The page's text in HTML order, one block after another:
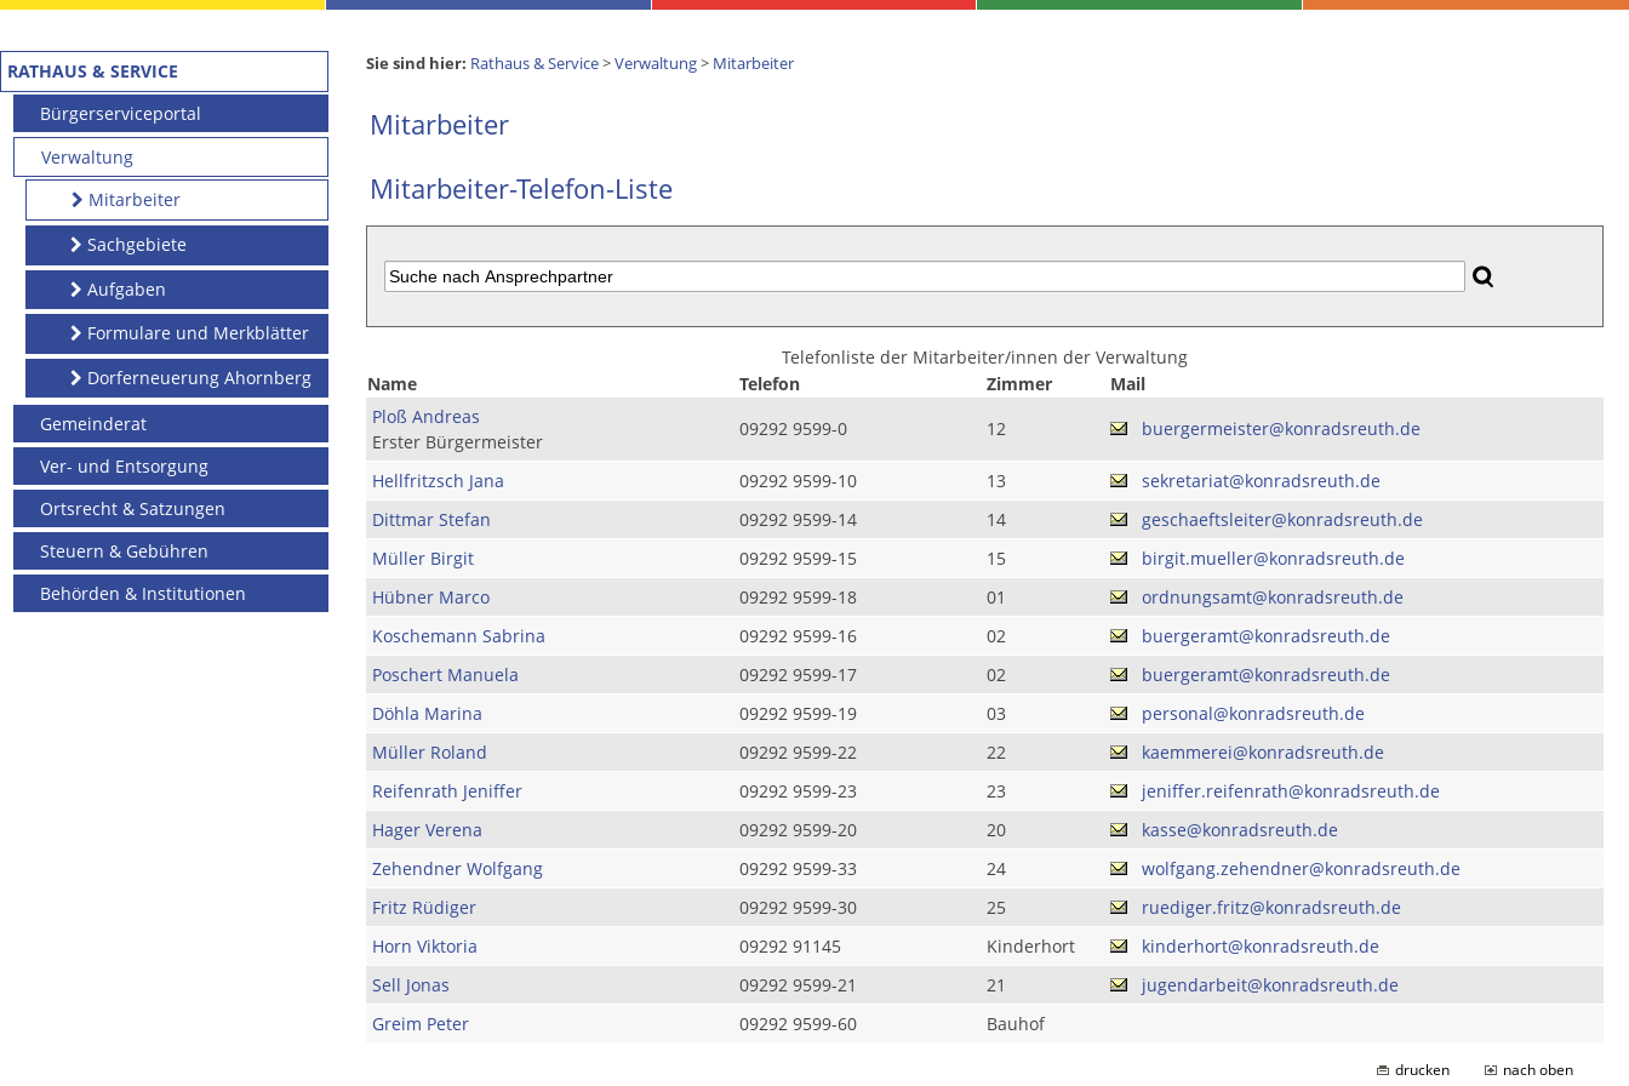
RATHAUS & SERVICE
Bürgerserviceportal
Verwaltung
Mitarbeiter
Sachgebiete
Aufgaben
Formulare und Merkblätter
Dorferneuerung Ahornberg
Gemeinderat
Ver- und Entsorgung
Ortsrecht & Satzungen
Steuern & Gebühren
Behörden & Institutionen
Sie sind hier: Rathaus & Service>Verwaltung> Mitarbeiter
Mitarbeiter
Mitarbeiter-Telefon-Liste
Telefonliste der Mitarbeiter/innen der Verwaltung
Name
Telefon Zimmer
Mail
Ploß Andreas
Erster Bürgermeister
09292 9599-0 12 buergermeister@konradsreuth.de
Hellfritzsch Jana 09292 9599-10 13
sekretariat@konradsreuth.de
Dittmar Stefan
09292 9599-14 14
geschaeftsleiter@konradsreuth.de
Müller Birgit
09292 9599-15 15
birgit.mueller@konradsreuth.de
Hübner Marco
09292 9599-18 01
ordnungsamt@konradsreuth.de
Koschemann Sabrina
09292 9599-16 02
buergeramt@konradsreuth.de
Poschert Manuela
09292 9599-17 02
buergeramt@konradsreuth.de
Döhla Marina
09292 9599-19 03
personal@konradsreuth.de
Müller Roland
09292 9599-22 22
kaemmerei@konradsreuth.de
Reifenrath Jeniffer
09292 9599-23 23
jeniffer.reifenrath@konradsreuth.de
Hager Verena
09292 9599-20 20
kasse@konradsreuth.de
Zehendner Wolfgang
09292 9599-33 24
wolfgang.zehendner@konradsreuth.de
Fritz Rüdiger
09292 9599-30 25
ruediger.fritz@konradsreuth.de
Horn Viktoria
09292 91145 Kinderhort
kinderhort@konradsreuth.de
Sell Jonas
09292 9599-21 21
jugendarbeit@konradsreuth.de
Greim Peter
09292 9599-60 Bauhof
drucken nach oben